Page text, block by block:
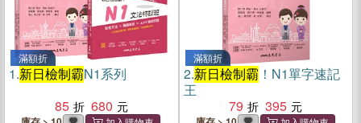
滿額折
1.新日檢制霸N1系列
85
680
滿額折
2.新日檢制霸 ！N1單字速記
王
79
395